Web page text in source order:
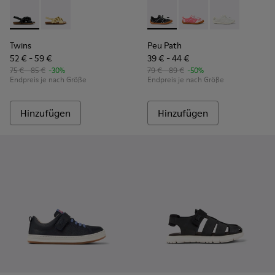
Twins - K800677-003 - Schwarze Ledersandalen für Kinder.
Twins - K800677-001
Twins
52 € - 59 €
75 € - 85 € -30%
Endpreis je nach Größe
Hinzufügen
Peu Path - K800691-002 -
Peu Path - K800691-
Peu Path -
Peu Path
39 € - 44 €
79 € - 89 € -50%
Endpreis je nach Größe
Hinzufügen